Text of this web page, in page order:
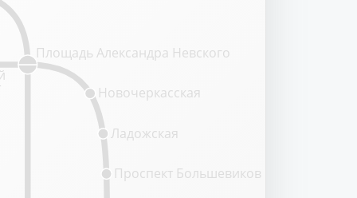
Площадь Александра Невского
Новочеркасская
Ладожская
Проспект Большевиков